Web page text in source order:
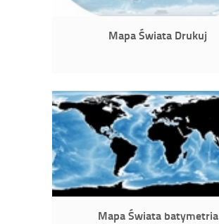
Mapa Świata Drukuj
Mapa Świata batymetria